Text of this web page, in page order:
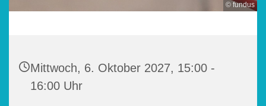
© fundus
Mittwoch, 6. Oktober 2027, 15:00 -
16:00 Uhr